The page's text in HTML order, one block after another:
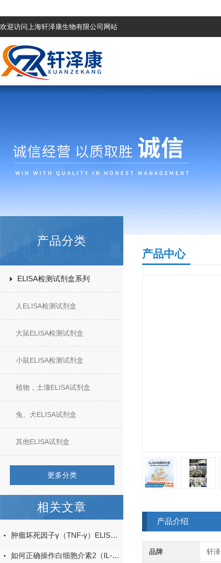
欢迎访问上海轩泽康生物有限公司网站
产品分类
ELISA检测试剂盒系列
人ELISA检测试剂盒
大鼠ELISA检测试剂盒
小鼠ELISA检测试剂盒
植物，土壤ELISA试剂盒
兔、犬ELISA试剂盒
其他ELISA试剂盒
更多分类
相关文章
肿瘤坏死因子γ（TNF-γ）ELISA试剂盒的工作原理
如何正确操作白细胞介素2（IL-2）ELISA试剂盒？
产品中心
产品介绍
品牌 轩